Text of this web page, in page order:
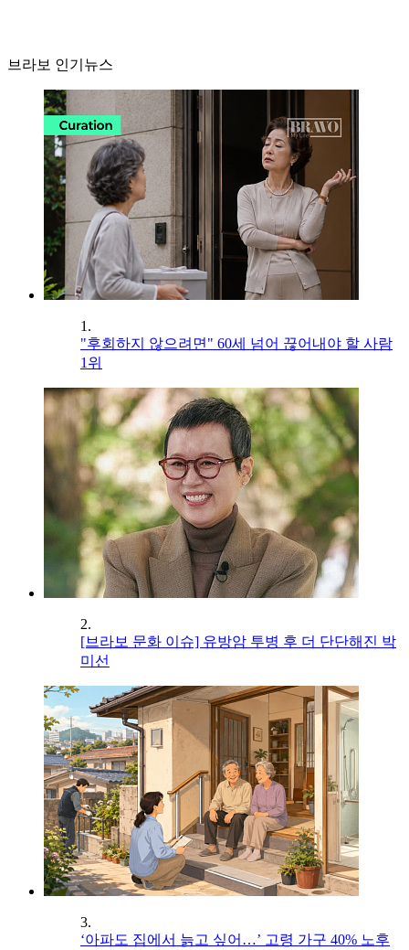
브라보 인기뉴스
1.
"후회하지 않으려면" 60세 넘어 끊어내야 할 사람
1위
2.
[브라보 문화 이슈] 유방암 투병 후 더 단단해진 박
미선
3.
‘아파도 집에서 늙고 싶어…’ 고령 가구 40% 노후